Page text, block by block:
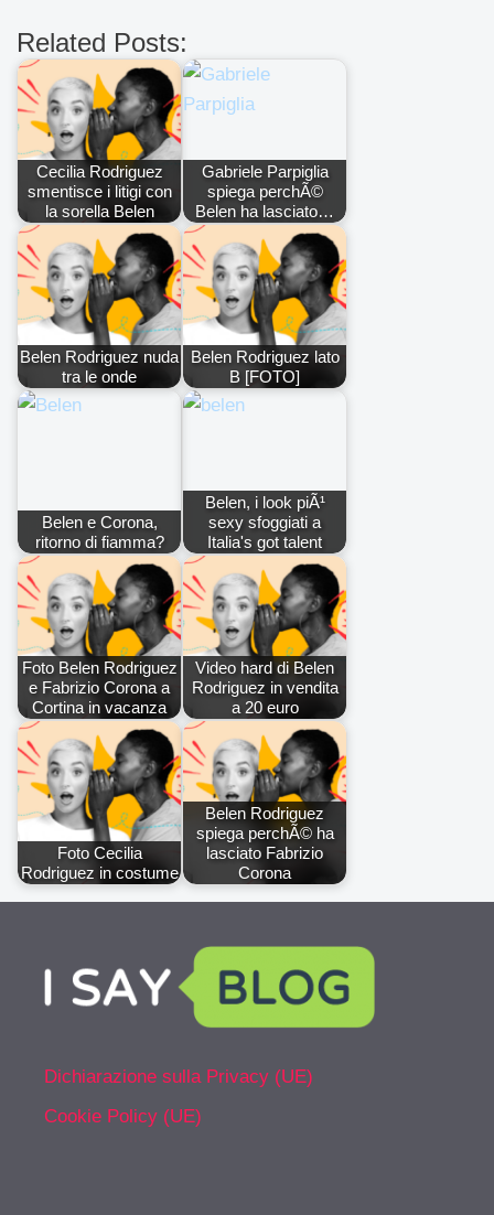
Related Posts:
Cecilia Rodriguez
smentisce i litigi con
la sorella Belen
Gabriele Parpiglia
spiega perchÃ©
Belen ha lasciato…
Belen Rodriguez nuda
tra le onde
Belen Rodriguez lato
B [FOTO]
Belen e Corona,
ritorno di fiamma?
Belen, i look piÃ¹
sexy sfoggiati a
Italia's got talent
Foto Belen Rodriguez
e Fabrizio Corona a
Cortina in vacanza
Video hard di Belen
Rodriguez in vendita
a 20 euro
Foto Cecilia
Rodriguez in costume
Belen Rodriguez
spiega perchÃ© ha
lasciato Fabrizio
Corona
Dichiarazione sulla Privacy (UE)
Cookie Policy (UE)